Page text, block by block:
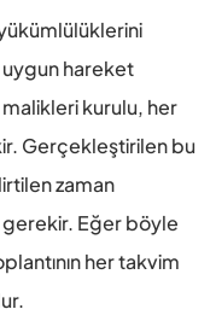
hareket
kurulu, her
Gerçekleştirilen bu
zaman
gerekir. Eğer böyle
her takvim